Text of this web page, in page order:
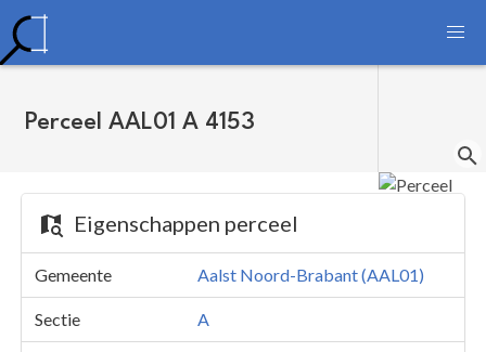
Perceel AAL01 A 4153
Eigenschappen perceel
Gemeente Aalst Noord-Brabant (AAL01)
Sectie A